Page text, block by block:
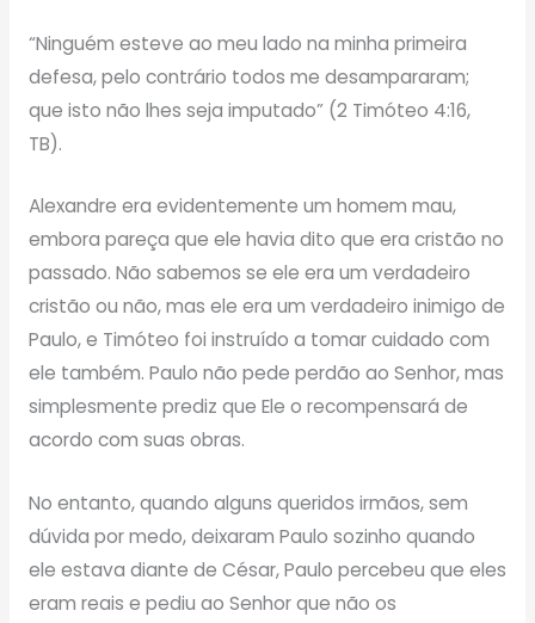
“Ninguém esteve ao meu lado na minha primeira
defesa, pelo contrário todos me desampararam;
que isto não lhes seja imputado” (2 Timóteo 4:16,
TB).
Alexandre era evidentemente um homem mau,
embora pareça que ele havia dito que era cristão no
passado. Não sabemos se ele era um verdadeiro
cristão ou não, mas ele era um verdadeiro inimigo de
Paulo, e Timóteo foi instruído a tomar cuidado com
ele também. Paulo não pede perdão ao Senhor, mas
simplesmente prediz que Ele o recompensará de
acordo com suas obras.
No entanto, quando alguns queridos irmãos, sem
dúvida por medo, deixaram Paulo sozinho quando
ele estava diante de César, Paulo percebeu que eles
eram reais e pediu ao Senhor que não os